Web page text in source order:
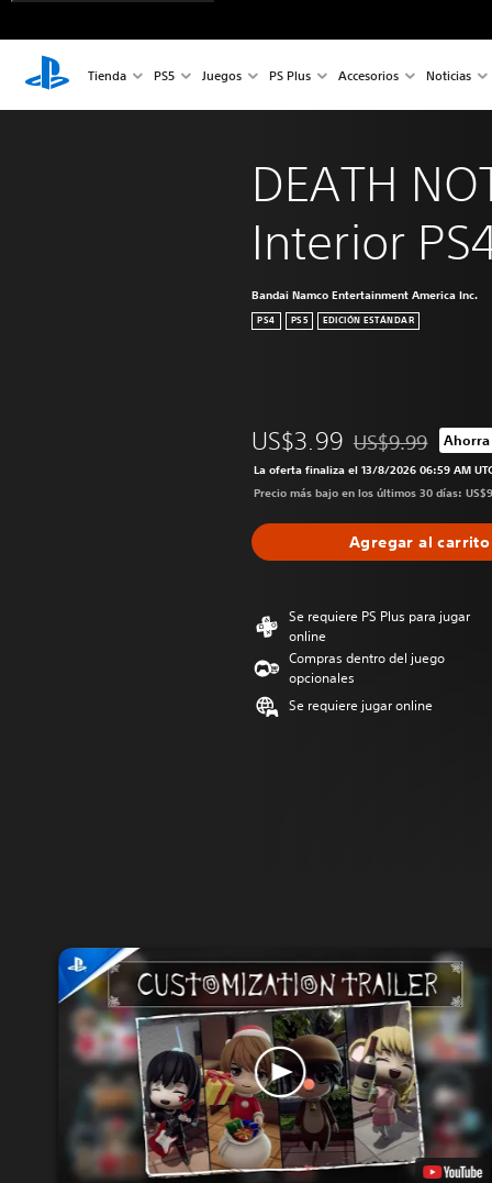
Tienda PS5 Juegos PS Plus Accesorios Noticias
DEATH
Interior
Bandai Namco Entertainment America Inc.
PS4 PS5 EDICIÓN ESTÁNDAR
US$3.99 Rebajado del
US$9.99 Ahorra
La oferta finaliza el 13/8/2026 06:59 AM
Precio más bajo en los últimos 30 días:
Agregar al carrito
Se requiere PS Plus para jugar
online
Compras dentro del juego
opcionales
Se requiere jugar online